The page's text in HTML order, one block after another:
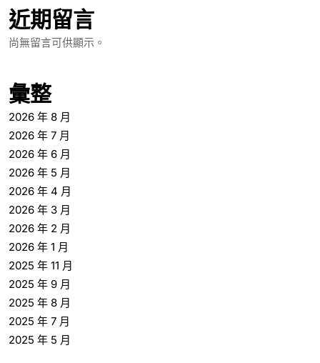
近期留言
尚無留言可供顯示。
彙整
2026 年 8 月
2026 年 7 月
2026 年 6 月
2026 年 5 月
2026 年 4 月
2026 年 3 月
2026 年 2 月
2026 年 1 月
2025 年 11 月
2025 年 9 月
2025 年 8 月
2025 年 7 月
2025 年 5 月